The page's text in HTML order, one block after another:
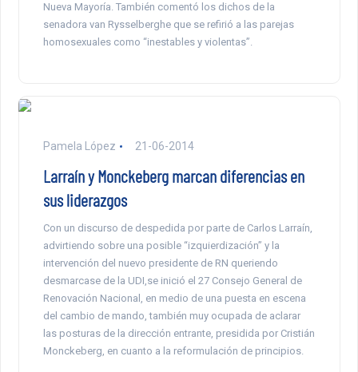
Nueva Mayoría. También comentó los dichos de la
senadora van Rysselberghe que se refirió a las parejas
homosexuales como “inestables y violentas”.
Pamela López 21-06-2014
Larraín y Monckeberg marcan diferencias en
sus liderazgos
Con un discurso de despedida por parte de Carlos Larraín,
advirtiendo sobre una posible “izquierdización” y la
intervención del nuevo presidente de RN queriendo
desmarcase de la UDI,se inició el 27 Consejo General de
Renovación Nacional, en medio de una puesta en escena
del cambio de mando, también muy ocupada de aclarar
las posturas de la dirección entrante, presidida por Cristián
Monckeberg, en cuanto a la reformulación de principios.